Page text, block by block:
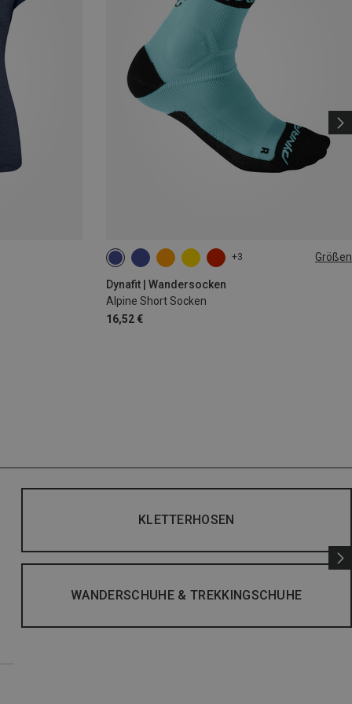
+3 Größen
Dynafit | Wandersocken
Alpine Short Socken
16,52 €
35|36|37|38 39|40|41|42
KLETTERHOSEN
WANDERSCHUHE & TREKKINGSCHUHE